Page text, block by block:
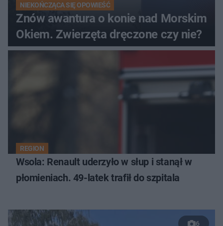
NIEKOŃCZĄCA SIĘ OPOWIEŚĆ
Znów awantura o konie nad Morskim
Okiem. Zwierzęta dręczone czy nie?
REGION
Wsola: Renault uderzyło w słup i stanął w
płomieniach. 49-latek trafił do szpitala
6